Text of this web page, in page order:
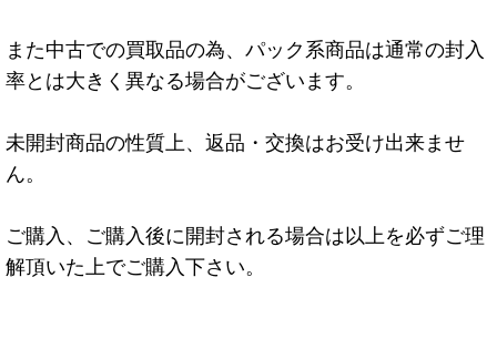
また中古での買取品の為、パック系商品は通常の封入
率とは大きく異なる場合がございます。
未開封商品の性質上、返品・交換はお受け出来ませ
ん。
ご購入、ご購入後に開封される場合は以上を必ずご理
解頂いた上でご購入下さい。